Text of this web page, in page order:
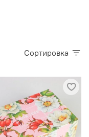
Сортировка